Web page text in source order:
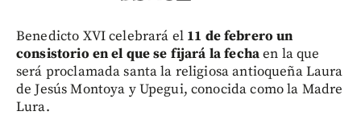
Benedicto XVI celebrará el 11 de febrero un
consistorio en el que se fijará la fechaen la que
será proclamada santa la religiosa antioqueña Laura
de Jesús Montoya y Upegui, conocida como la Madre
Lura.